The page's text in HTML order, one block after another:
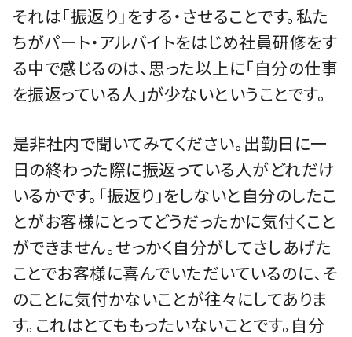
それは「振返り」をする・させることです。私た
ちがパート・アルバイトをはじめ社員研修をす
る中で感じるのは、思った以上に「自分の仕事
を振返っている人」が少ないということです。
是非社内で聞いてみてください。出勤日に一
日の終わった際に振返っている人がどれだけ
いるかです。「振返り」をしないと自分のしたこ
とがお客様にとってどうだったかに気付くこと
ができません。せっかく自分がしてさしあげた
ことでお客様に喜んでいただいているのに、そ
のことに気付かないことが往々にしてありま
す。これはとてももったいないことです。自分